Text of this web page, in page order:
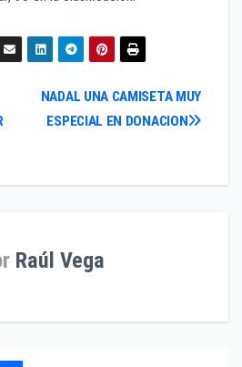
NADAL UNA CAMISETA MUY
ESPECIAL EN DONACION
Raúl Vega